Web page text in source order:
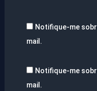
Notifique-me
mail.
Notifique-me
mail.